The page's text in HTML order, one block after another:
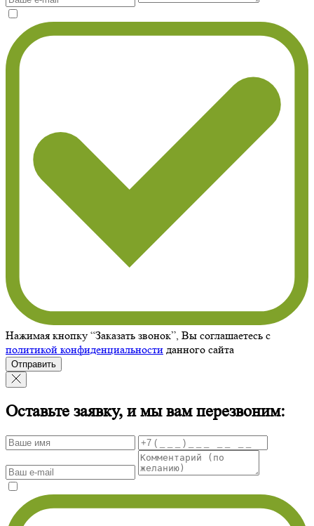
Нажимая кнопку “Заказать звонок”, Вы соглашаетесь с
политикой конфиденциальности данного сайта
Отправить
Оставьте заявку, и мы вам перезвоним: